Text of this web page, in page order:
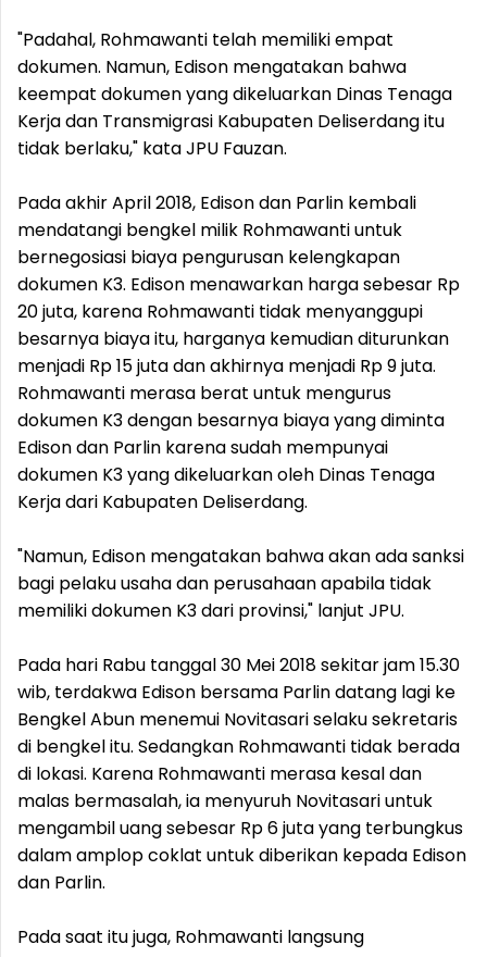
"Padahal, Rohmawanti telah memiliki empat
dokumen. Namun, Edison mengatakan bahwa
keempat dokumen yang dikeluarkan Dinas Tenaga
Kerja dan Transmigrasi Kabupaten Deliserdang itu
tidak berlaku," kata JPU Fauzan.
Pada akhir April 2018, Edison dan Parlin kembali
mendatangi bengkel milik Rohmawanti untuk
bernegosiasi biaya pengurusan kelengkapan
dokumen K3. Edison menawarkan harga sebesar Rp
20 juta, karena Rohmawanti tidak menyanggupi
besarnya biaya itu, harganya kemudian diturunkan
menjadi Rp 15 juta dan akhirnya menjadi Rp 9 juta.
Rohmawanti merasa berat untuk mengurus
dokumen K3 dengan besarnya biaya yang diminta
Edison dan Parlin karena sudah mempunyai
dokumen K3 yang dikeluarkan oleh Dinas Tenaga
Kerja dari Kabupaten Deliserdang.
"Namun, Edison mengatakan bahwa akan ada sanksi
bagi pelaku usaha dan perusahaan apabila tidak
memiliki dokumen K3 dari provinsi," lanjut JPU.
Pada hari Rabu tanggal 30 Mei 2018 sekitar jam 15.30
wib, terdakwa Edison bersama Parlin datang lagi ke
Bengkel Abun menemui Novitasari selaku sekretaris
di bengkel itu. Sedangkan Rohmawanti tidak berada
di lokasi. Karena Rohmawanti merasa kesal dan
malas bermasalah, ia menyuruh Novitasari untuk
mengambil uang sebesar Rp 6 juta yang terbungkus
dalam amplop coklat untuk diberikan kepada Edison
dan Parlin.
Pada saat itu juga, Rohmawanti langsung